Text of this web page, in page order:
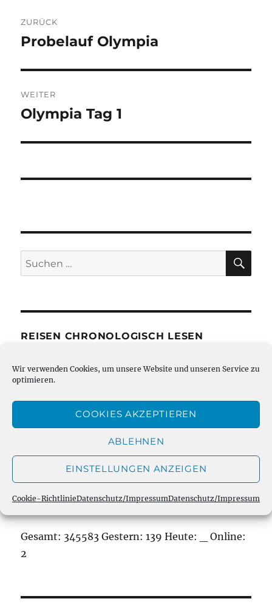
Wir verwenden Cookies, um unsere Website und unseren Service zu
optimieren.
COOKIES AKZEPTIEREN
ABLEHNEN
EINSTELLUNGEN ANZEIGEN
Cookie-RichtlinieDatenschutz/ImpressumDatenschutz/Impressum
ZURÜCK
Vorheriger
Probelauf Olympia
WEITER
Nächster
Olympia Tag 1
Suchen
nach:
REISEN CHRONOLOGISCH LESEN
Bei unserem Blog ist immer der neueste
Eintrag oben. Um die Reisen chronologisch zu
lesen, kann man die Links zu alo-reisen.de
nutzen. Wir aktualisieren während einer Reise
eigentlich immer täglich!
BESUCHER
Gesamt: 345583 Gestern:139 Heute:
Online:
2